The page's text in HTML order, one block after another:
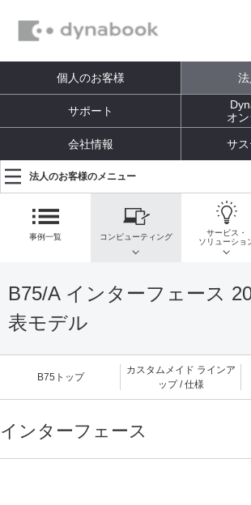
個人のお客様
サポート
オ
会社情報 サ
法人のお客様のメニュー
事例一覧 コンピューティング
サービス・
ソリューショ
B75/A インターフェース
表モデル
B75トップ
カスタムメイド ラインア
ップ / 仕様
インターフェース